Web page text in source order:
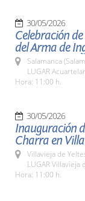
30/05/2026
Celebración
del Arma de
Salamanca
LUGAR
Hora: 11:00 h.
30/05/2026
Inauguración
Charra en
Villavieja de
LUGAR Villavieja
Hora: 11:00 h.